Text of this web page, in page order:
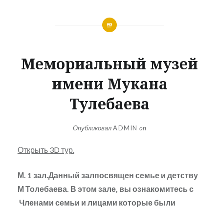
Мемориальный музей
имени Мукана
Тулебаева
ОпубликовалADMIN on
Открыть 3D тур.
М. 1 зал.Данный залпосвящен семье и детству
М Толебаева. В этом зале, вы ознакомитесь с
Членами семьи и лицами которые были